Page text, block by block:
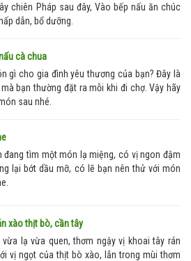
chiên Pháp sau đây, Vào bếp nấu ăn chúc
dẫn, bổ dưỡng.
cà chua
gì cho gia đình yêu thương của bạn? Đây là
bạn thường đặt ra mỗi khi đi chợ. Vậy hãy
sau nhé.
đang tìm một món lạ miệng, có vị ngon đậm
lại bớt dầu mỡ, có lẽ bạn nên thử với món
xào thịt bò, cần tây
vừa lạ vừa quen, thơm ngậy vị khoai tây rán
vị ngọt của thịt bò xào, lẫn trong mùi thơm